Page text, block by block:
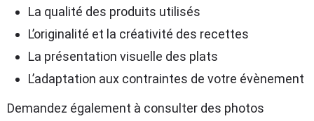
La qualité des produits utilisés
L’originalité et la créativité des recettes
La présentation visuelle des plats
L’adaptation aux contraintes de votre évènement
Demandez également à consulter des photos